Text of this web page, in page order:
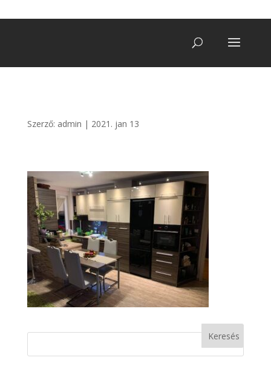
Szerző: admin | 2021. jan 13